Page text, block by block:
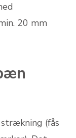
20 mm
(fås